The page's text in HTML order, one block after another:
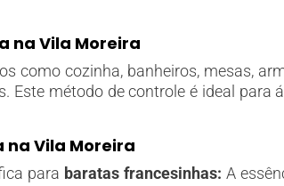
na Vila Moreira
como cozinha, banheiros, mesas,
Este método de controle é ideal para
na Vila Moreira
para baratas francesinhas: A